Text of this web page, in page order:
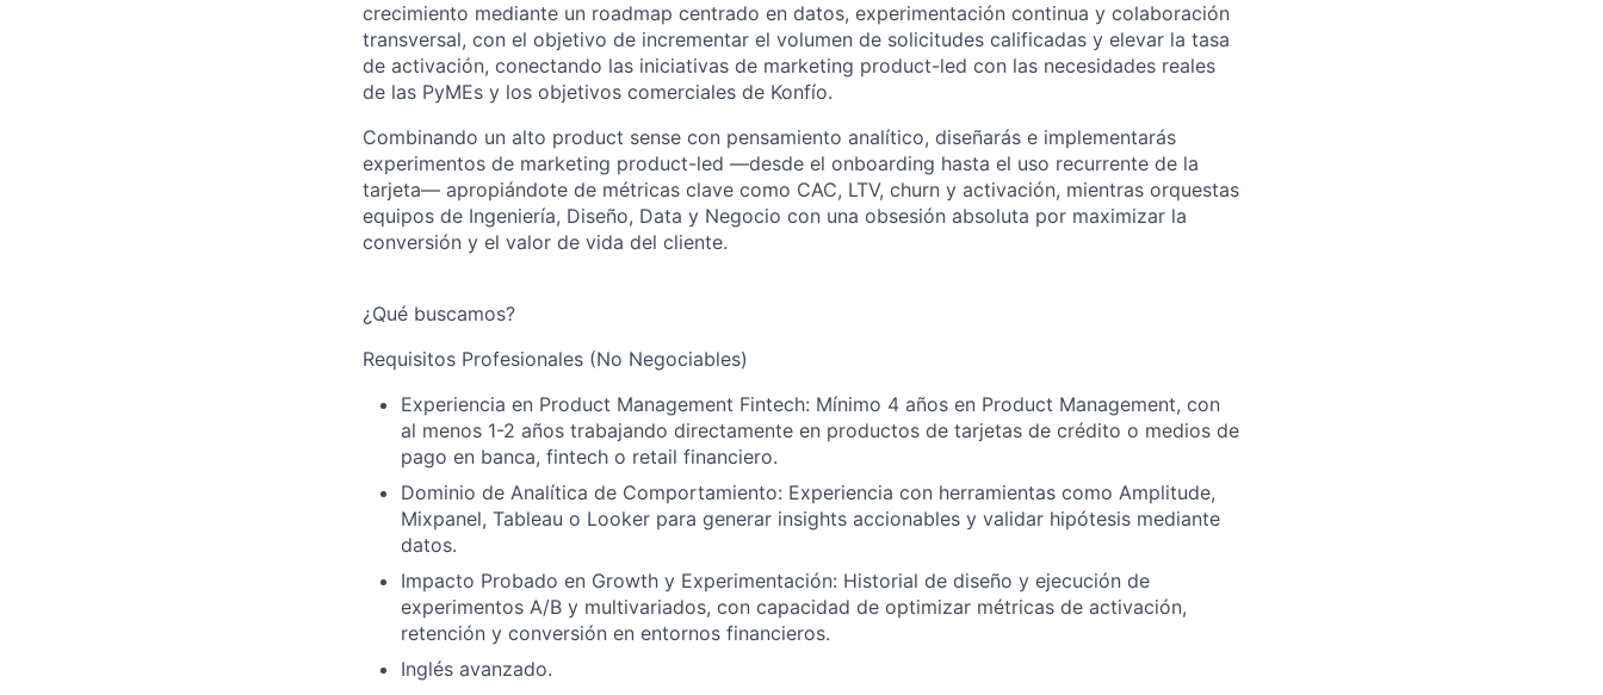
crecimiento mediante un roadmap centrado en datos, experimentación continua y colaboración
transversal, con el objetivo de incrementar el volumen de solicitudes calificadas y elevar la tasa
de activación, conectando las iniciativas de marketing product-led con las necesidades reales
de las PyMEs y los objetivos comerciales de Konfío.
Combinando un alto product sense con pensamiento analítico, diseñarás e implementarás
experimentos de marketing product-led —desde el onboarding hasta el uso recurrente de la
tarjeta— apropiándote de métricas clave como CAC, LTV, churn y activación, mientras orquestas
equipos de Ingeniería, Diseño, Data y Negocio con una obsesión absoluta por maximizar la
conversión y el valor de vida del cliente.
¿Qué buscamos?
Requisitos Profesionales (No Negociables)
Experiencia en Product Management Fintech: Mínimo 4 años en Product Management, con
al menos 1-2 años trabajando directamente en productos de tarjetas de crédito o medios de
pago en banca, fintech o retail financiero.
Dominio de Analítica de Comportamiento: Experiencia con herramientas como Amplitude,
Mixpanel, Tableau o Looker para generar insights accionables y validar hipótesis mediante
datos.
Impacto Probado en Growth y Experimentación: Historial de diseño y ejecución de
experimentos A/B y multivariados, con capacidad de optimizar métricas de activación,
retención y conversión en entornos financieros.
Inglés avanzado.